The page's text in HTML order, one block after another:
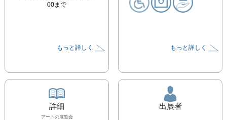
00まで
もっと詳しく もっと詳しく
詳細
アート の展覧会
出展者